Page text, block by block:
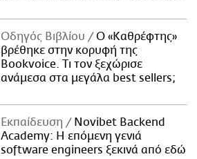
Οδηγός Βιβλίου
Ο «Καθρέφτης»
βρέθηκε στην κορυφή της
Bookvoice. Τι τον ξεχώρισε
ανάμεσα στα μεγάλα best sellers;
Εκπαίδευση
Novibet Backend
Academy: Η επόμενη γενιά
software engineers ξεκινά από εδώ